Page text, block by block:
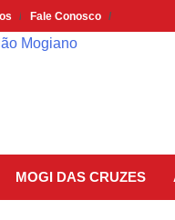
Fale Conosco
MOGI DAS CRUZES